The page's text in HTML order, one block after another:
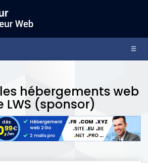
☰
hébergements web
(sponsor)